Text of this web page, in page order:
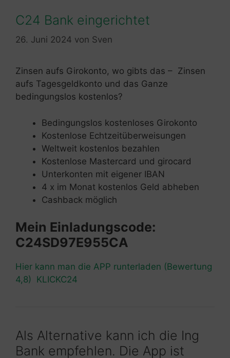
C24 Bank eingerichtet
26. Juni 2024 von Sven
Zinsen aufs Girokonto, wo gibts das – Zinsen
aufs Tagesgeldkonto und das Ganze
bedingungslos kostenlos?
Bedingungslos kostenloses Girokonto
Kostenlose Echtzeitüberweisungen
Weltweit kostenlos bezahlen
Kostenlose Mastercard und girocard
Unterkonten mit eigener IBAN
4 x im Monat kostenlos Geld abheben
Cashback möglich
Mein Einladungscode:
C24SD97E955CA
Hier kann man die APP runterladen (Bewertung
4,8) KLICKC24
Als Alternative kann ich die Ing
Bank empfehlen. Die App ist